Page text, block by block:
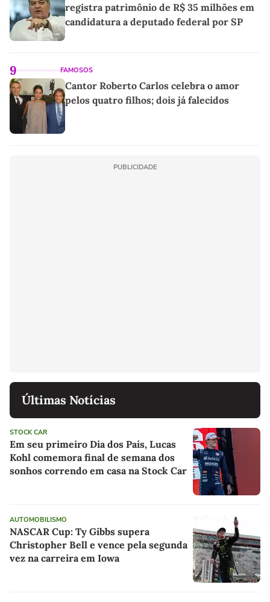
registra patrimônio de R$ 35 milhões em
candidatura a deputado federal por SP
9 FAMOSOS
Cantor Roberto Carlos celebra o amor
pelos quatro filhos; dois já falecidos
PUBLICIDADE
Últimas Notícias
STOCK CAR
Em seu primeiro Dia dos Pais, Lucas
Kohl comemora final de semana dos
sonhos correndo em casa na Stock Car
AUTOMOBILISMO
NASCAR Cup: Ty Gibbs supera
Christopher Bell e vence pela segunda
vez na carreira em Iowa